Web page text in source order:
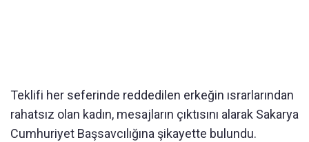
Teklifi her seferinde reddedilen erkeğin ısrarlarından
rahatsız olan kadın, mesajların çıktısını alarak Sakarya
Cumhuriyet Başsavcılığına şikayette bulundu.